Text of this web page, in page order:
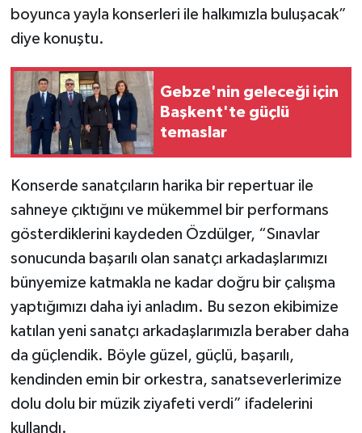
boyunca yayla konserleri ile halkımızla buluşacak”
diye konuştu.
Gebze'nin geleceği için
Başkent'te güçlü
temaslar
Konserde sanatçıların harika bir repertuar ile
sahneye çıktığını ve mükemmel bir performans
gösterdiklerini kaydeden Özdülger, “Sınavlar
sonucunda başarılı olan sanatçı arkadaşlarımızı
bünyemize katmakla ne kadar doğru bir çalışma
yaptığımızı daha iyi anladım. Bu sezon ekibimize
katılan yeni sanatçı arkadaşlarımızla beraber daha
da güçlendik. Böyle güzel, güçlü, başarılı,
kendinden emin bir orkestra, sanatseverlerimize
dolu dolu bir müzik ziyafeti verdi” ifadelerini
kullandı.